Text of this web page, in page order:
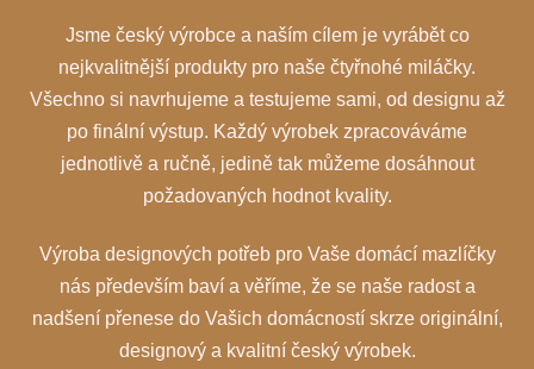
Jsme český výrobce a naším cílem je vyrábět co
nejkvalitnější produkty pro naše čtyřnohé miláčky.
Všechno si navrhujeme a testujeme sami, od designu až
po finální výstup. Každý výrobek zpracováváme
jednotlivě a ručně, jedině tak můžeme dosáhnout
požadovaných hodnot kvality.
Výroba designových potřeb pro Vaše domácí mazlíčky
nás především baví a věříme, že se naše radost a
nadšení přenese do Vašich domácností skrze originální,
designový a kvalitní český výrobek.